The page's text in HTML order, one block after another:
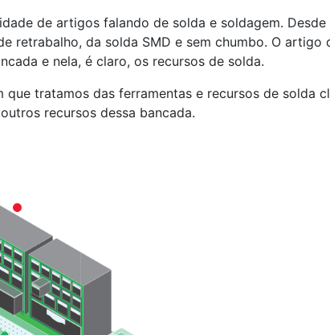
de artigos falando de solda e soldagem.
retrabalho, da solda SMD e sem chumbo. O
e nela, é claro, os recursos de solda.
tratamos das ferramentas e recursos de solda
recursos dessa bancada.